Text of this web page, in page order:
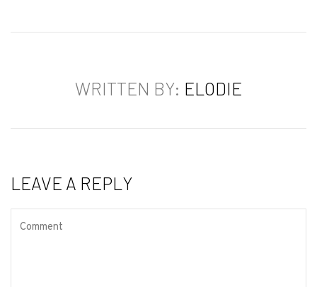
WRITTEN BY: ELODIE
LEAVE A REPLY